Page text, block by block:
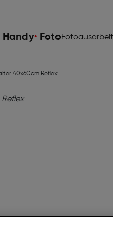
Handy Foto
40x60cm Reflex